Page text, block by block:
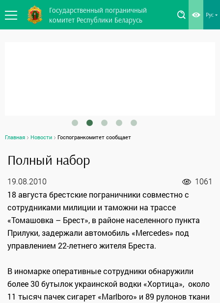
Государственный пограничный
комитет Республики Беларусь
Рус
Главная Новости Госпогранкомитет сообщает
Полный набор
19.08.2010 1061
18 августа брестские пограничники совместно с
сотрудниками милиции и таможни на трассе
«Томашовка – Брест», в районе населенного пункта
Прилуки, задержали автомобиль «Mercedes» под
управлением 22-летнего жителя Бреста.
В иномарке оперативные сотрудники обнаружили
более 30 бутылок украинской водки «Хортица», около
11 тысяч пачек сигарет «Marlboro» и 89 рулонов ткани